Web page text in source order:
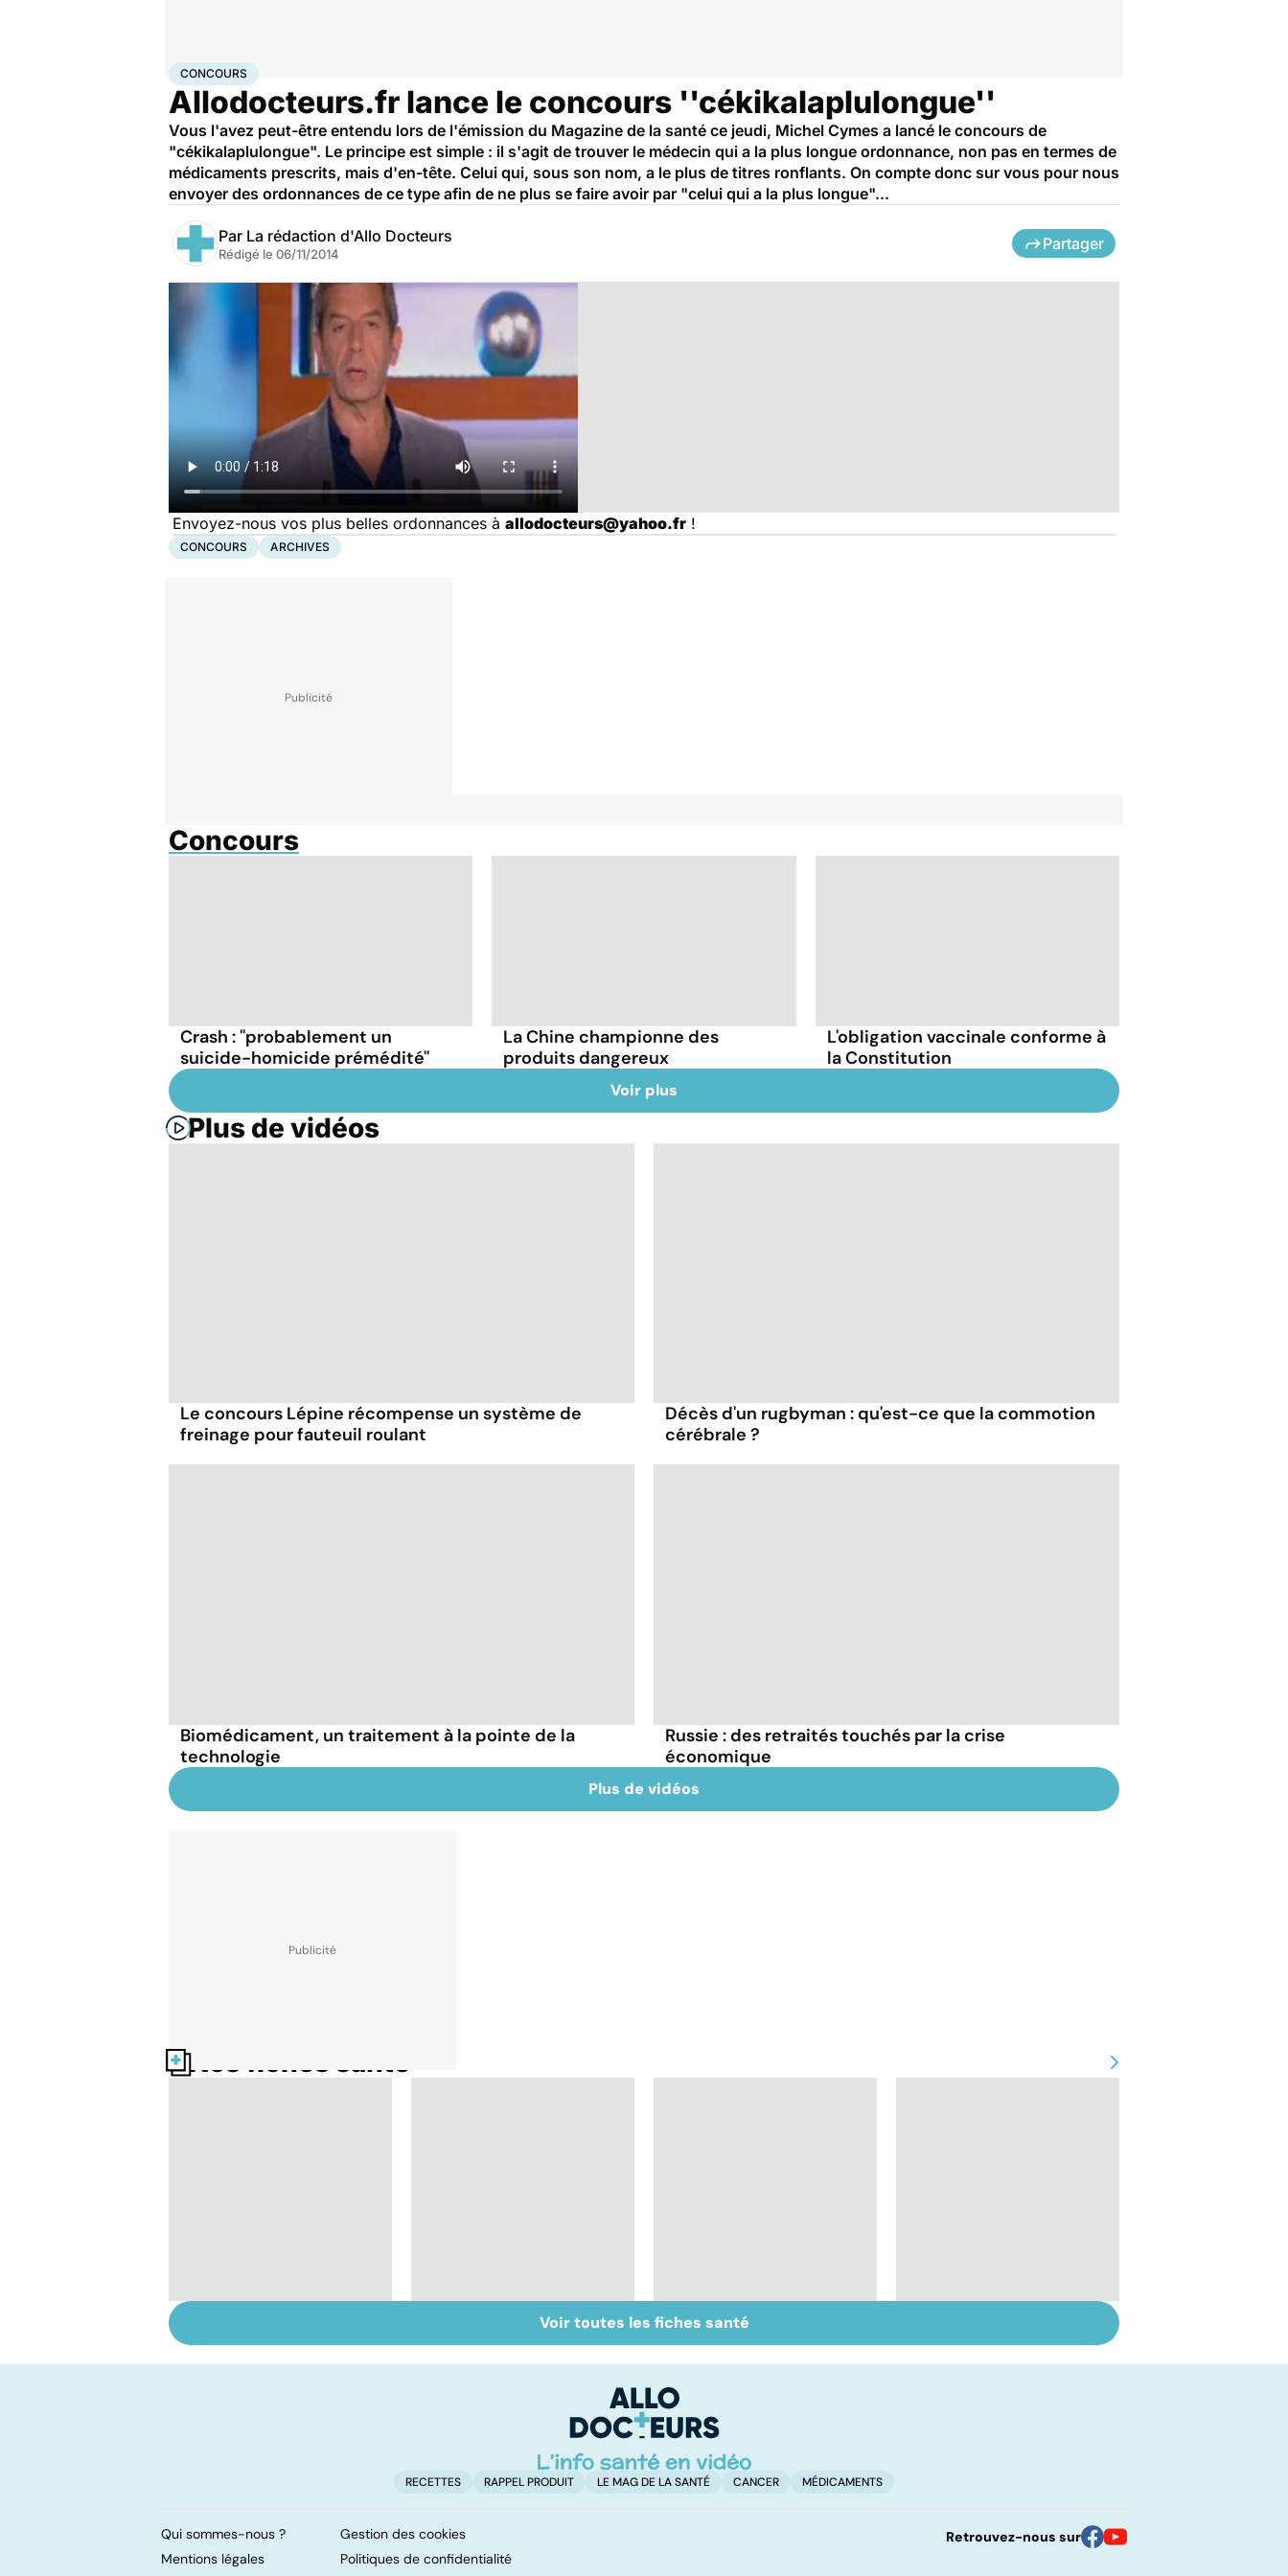
AccueilSantéConcours
CONCOURS
Allodocteurs.fr lance le concours ''cékikalaplulongue''
Vous l'avez peut-être entendu lors de l'émission du Magazine de la santé ce jeudi, Michel Cymes a lancé le concours de
"cékikalaplulongue". Le principe est simple : il s'agit de trouver le médecin qui a la plus longue ordonnance, non pas en termes de
médicaments prescrits, mais d'en-tête. Celui qui, sous son nom, a le plus de titres ronflants. On compte donc sur vous pour nous
envoyer des ordonnances de ce type afin de ne plus se faire avoir par "celui qui a la plus longue"...
Par La rédaction d'Allo Docteurs
Rédigé le 06/11/2014
Partager
Envoyez-nous vos plus belles ordonnances à allodocteurs@yahoo.fr !
CONCOURS ARCHIVES
Concours
Crash : ''probablement un
suicide-homicide prémédité''
La Chine championne des
produits dangereux
L'obligation vaccinale conforme à
la Constitution
Voir plus
Plus de vidéos
Le concours Lépine récompense un système de
freinage pour fauteuil roulant
Décès d'un rugbyman : qu'est-ce que la commotion
cérébrale ?
Biomédicament, un traitement à la pointe de la
technologie
Russie : des retraités touchés par la crise
économique
Plus de vidéos
Nos fiches santé
domicile, c'est facile !
Don de gamètes : le
pour et le contre
Médecine de
proximité : quel
l'ovulation : de la
Voir toutes les fiches santé
RECETTES RAPPEL PRODUIT LE MAG DE LA SANTÉ CANCER MÉDICAMENTS
Qui sommes-nous ?
Gestion des cookies
Mentions légales
Politiques de confidentialité
Retrouvez-nous sur